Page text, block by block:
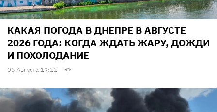
КАКАЯ ПОГОДА В ДНЕПРЕ В АВГУСТЕ
2026 ГОДА: КОГДА ЖДАТЬ ЖАРУ, ДОЖДИ
И ПОХОЛОДАНИЕ
03 Августа 19:11